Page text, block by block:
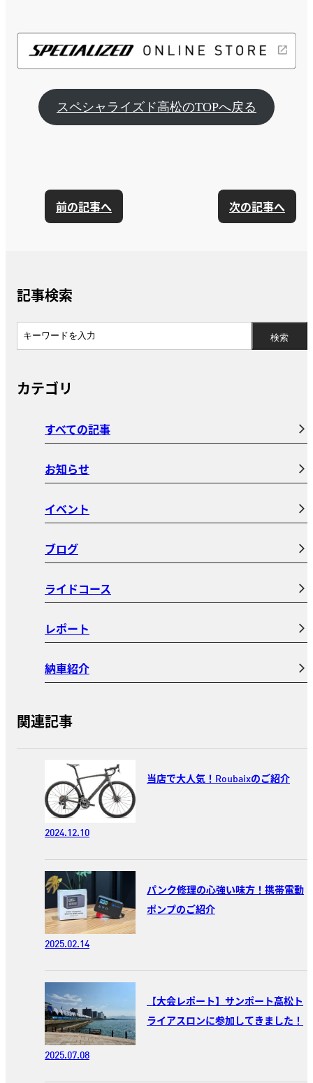
スペシャライズド高松のTOPへ戻る
前の記事へ 次の記事へ
記事検索
カテゴリ
すべての記事
お知らせ
イベント
ブログ
ライドコース
レポート
納車紹介
関連記事
当店で大人気！Roubaixのご紹介
2024.12.10
パンク修理の心強い味方！携帯電動
ポンプのご紹介
2025.02.14
【大会レポート】サンポート高松ト
ライアスロンに参加してきました！
2025.07.08